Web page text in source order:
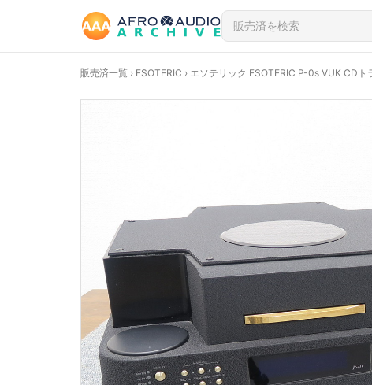
販売済一覧 › ESOTERIC › エソテリック ESOTERIC P-0s VUK CD